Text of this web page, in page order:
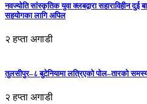
नवज्योति सांस्कृतिक युवा क्लबद्वारा सहाराविहीन
सहयोगका लागि अपिल
२ हप्ता अगाडी
तुलसीपुर–८ बुटेनियामा लत्रिएको पोल–तारको
२ हप्ता अगाडी